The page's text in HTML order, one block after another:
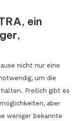
ein
nicht nur eine
um die
Freilich gibt es
aber
weniger bekannte